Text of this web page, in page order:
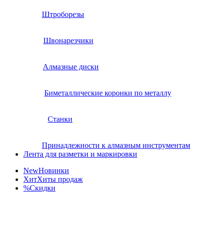
Штроборезы
Швонарезчики
Алмазные диски
Биметаллические коронки по металлу
Станки
Принадлежности к алмазным инструментам
Лента для разметки и маркировки
NewНовинки
ХитХиты продаж
%Скидки